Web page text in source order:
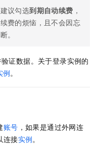
议勾选到期自动续费 ，
费的烦恼，且不会因忘
。
证数据。关于登录实例的
例。
账号 ，如果是通过外网连
连接实例。